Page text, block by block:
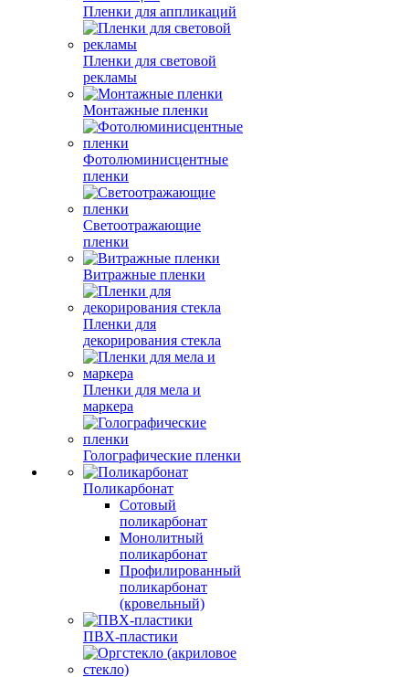
Пленки для аппликаций
Пленки для световой
рекламы
Монтажные пленки
Фотолюминисцентные
пленки
Светоотражающие
пленки
Витражные пленки
Пленки для
декорирования стекла
Пленки для мела и
маркера
Голографические пленки
Поликарбонат
Сотовый
поликарбонат
Монолитный
поликарбонат
Профилированный
поликарбонат
(кровельный)
ПВХ-пластики